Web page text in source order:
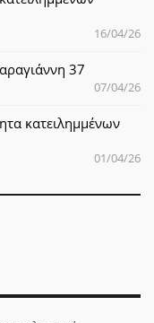
16/04/26
37
07/04/26
κατειλημμένων
01/04/26